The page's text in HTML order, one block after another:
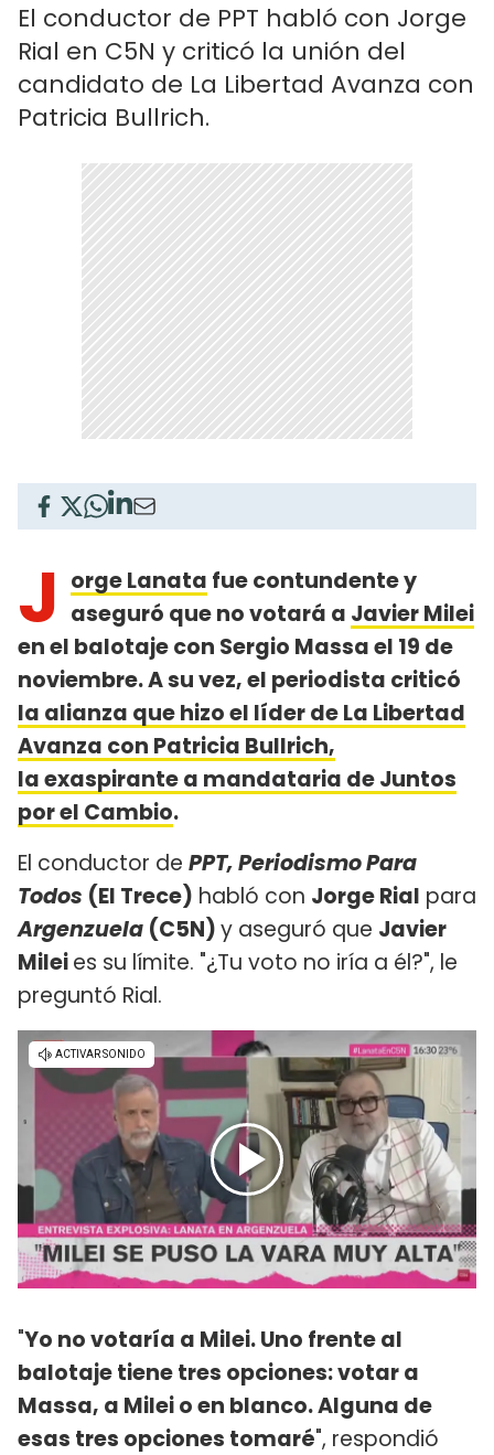
El conductor de PPT habló con Jorge
Rial en C5N y criticó la unión del
candidato de La Libertad Avanza con
Patricia Bullrich.
J orge Lanata fue contundente y
aseguró que no votará a Javier Milei
en el balotaje con Sergio Massa el 19 de
noviembre. A su vez, el periodista criticó
la alianza que hizo el líder de La Libertad
Avanza con Patricia Bullrich,
la exaspirante a mandataria de Juntos
por el Cambio.
El conductor de PPT, Periodismo Para
Todos (El Trece) habló con Jorge Rial para
Argenzuela (C5N)y aseguró que Javier
Mileies su límite. "¿Tu voto no iría a él?", le
preguntó Rial.
"Yo no votaría a Milei. Uno frente al
balotaje tiene tres opciones: votar a
Massa, a Milei o en blanco. Alguna de
esas tres opciones tomaré", respondió